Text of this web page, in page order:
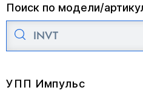
Поиск по модели/
УПП Импульс